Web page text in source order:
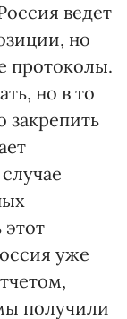
ведет
но
протоколы.
но в то
закрепить
этот
уже
получили